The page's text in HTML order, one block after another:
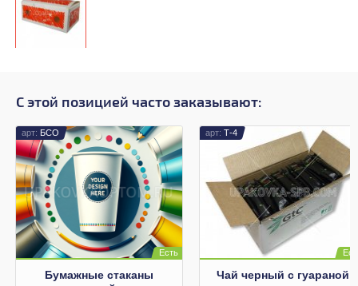
С этой позицией часто заказывают:
БСО
Бумажные стаканы
Т-4
Чай черный с гуараной